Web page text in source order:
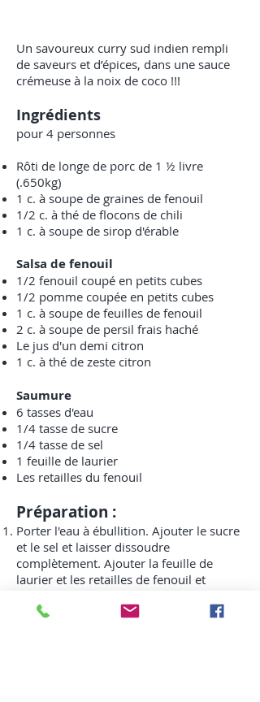
Un savoureux curry sud indien rempli
de saveurs et d’épices, dans une sauce
crémeuse à la noix de coco !!!
Ingrédients
pour 4 personnes
Rôti de longe de porc de 1 ½ livre
(.650kg)
1 c. à soupe de graines de fenouil
1/2 c. à thé de flocons de chili
1 c. à soupe de sirop d'érable
Salsa de fenouil
1/2 fenouil coupé en petits cubes
1/2 pomme coupée en petits cubes
1 c. à soupe de feuilles de fenouil
2 c. à soupe de persil frais haché
Le jus d'un demi citron
1 c. à thé de zeste citron
Saumure
6 tasses d'eau
1/4 tasse de sucre
1/4 tasse de sel
1 feuille de laurier
Les retailles du fenouil
Préparation :
Porter l'eau à ébullition. Ajouter le sucre
et le sel et laisser dissoudre
complètement. Ajouter la feuille de
laurier et les retailles de fenouil et
Lorsque la solution est froide, la